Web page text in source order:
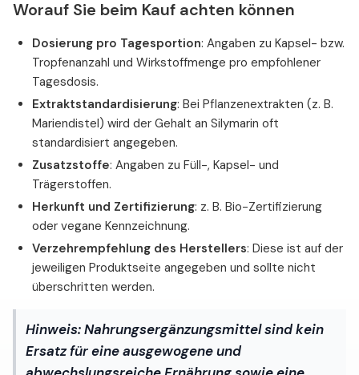
Worauf Sie beim Kauf achten können
Dosierung pro Tagesportion: Angaben zu Kapsel- bzw.
Tropfenanzahl und Wirkstoffmenge pro empfohlener
Tagesdosis.
Extraktstandardisierung: Bei Pflanzenextrakten (z. B.
Mariendistel) wird der Gehalt an Silymarin oft
standardisiert angegeben.
Zusatzstoffe: Angaben zu Füll-, Kapsel- und
Trägerstoffen.
Herkunft und Zertifizierung: z. B. Bio-Zertifizierung
oder vegane Kennzeichnung.
Verzehrempfehlung des Herstellers: Diese ist auf der
jeweiligen Produktseite angegeben und sollte nicht
überschritten werden.
Hinweis:Nahrungsergänzungsmittel sind kein
Ersatz für eine ausgewogene und